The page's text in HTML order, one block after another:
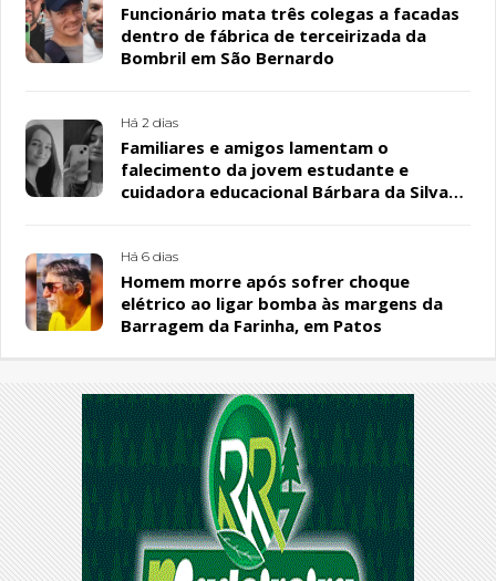
Funcionário mata três colegas a facadas
dentro de fábrica de terceirizada da
Bombril em São Bernardo
Há 2 dias
Familiares e amigos lamentam o
falecimento da jovem estudante e
cuidadora educacional Bárbara da Silva
Há 6 dias
Homem morre após sofrer choque
elétrico ao ligar bomba às margens da
Barragem da Farinha, em Patos